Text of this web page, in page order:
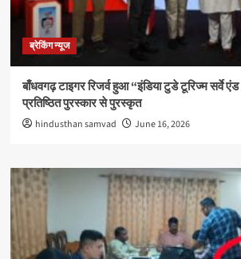
ब्रेकिंग न्यूज
बाँधवगढ़ टाइगर रिजर्व हुआ “इंडिया टुडे टूरिज्म सर्वे
प्रतिष्ठित पुरस्कार से पुरस्कृत
hindusthan samvad June 16, 2026